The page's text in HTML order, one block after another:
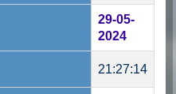
29-05-
2024
21:27:14